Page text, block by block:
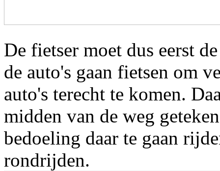
De fietser moet dus eerst
de auto's gaan fietsen om
auto's terecht te komen.
midden van de weg
bedoeling daar te gaan
rondrijden.